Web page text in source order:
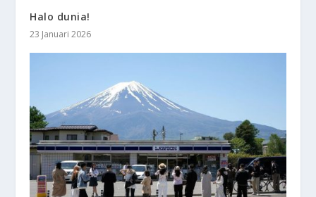
Halo dunia!
23 Januari 2026